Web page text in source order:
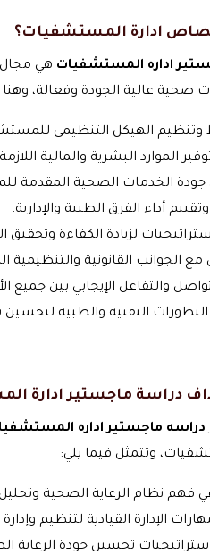
ادارة المستشفيات؟
اداره المستشفيات هي مجال
صحية عالية الجودة وفعالة،
الهيكل التنظيمي
الموارد البشرية والمالية
الخدمات الصحية المقدمة
أداء الفرق الطبية والإدارية.
لزيادة الكفاءة وتحقيق
مع الجوانب القانونية والتنظيمية
والتفاعل الإيجابي بين
التطورات التقنية والطبية
دراسة ماجستير ادارة
دراسه ماجستير اداره
وتتمثل فيما يلي:
فهم نظام الرعاية الصحية وتحليل
الإدارة القيادية لتنظيم
تحسين جودة الرعاية